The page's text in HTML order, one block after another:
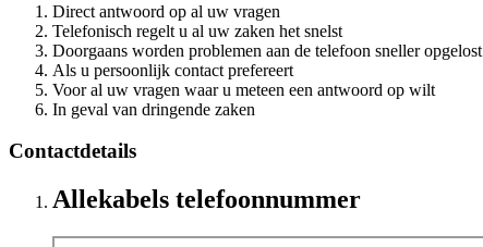
Direct antwoord op al uw vragen
Telefonisch regelt u al uw zaken het snelst
Doorgaans worden problemen aan de telefoon sneller opgelost
Als u persoonlijk contact prefereert
Voor al uw vragen waar u meteen een antwoord op wilt
In geval van dringende zaken
Contactdetails
Allekabels telefoonnummer